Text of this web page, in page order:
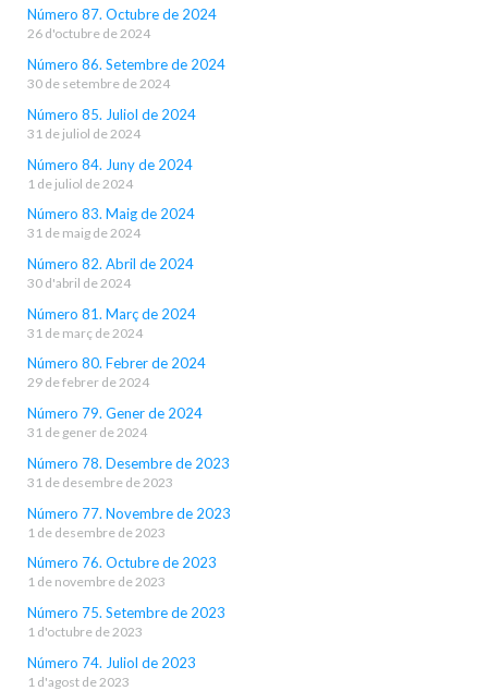
Número 87. Octubre de 2024
26 d'octubre de 2024
Número 86. Setembre de 2024
30 de setembre de 2024
Número 85. Juliol de 2024
31 de juliol de 2024
Número 84. Juny de 2024
1 de juliol de 2024
Número 83. Maig de 2024
31 de maig de 2024
Número 82. Abril de 2024
30 d'abril de 2024
Número 81. Març de 2024
31 de març de 2024
Número 80. Febrer de 2024
29 de febrer de 2024
Número 79. Gener de 2024
31 de gener de 2024
Número 78. Desembre de 2023
31 de desembre de 2023
Número 77. Novembre de 2023
1 de desembre de 2023
Número 76. Octubre de 2023
1 de novembre de 2023
Número 75. Setembre de 2023
1 d'octubre de 2023
Número 74. Juliol de 2023
1 d'agost de 2023